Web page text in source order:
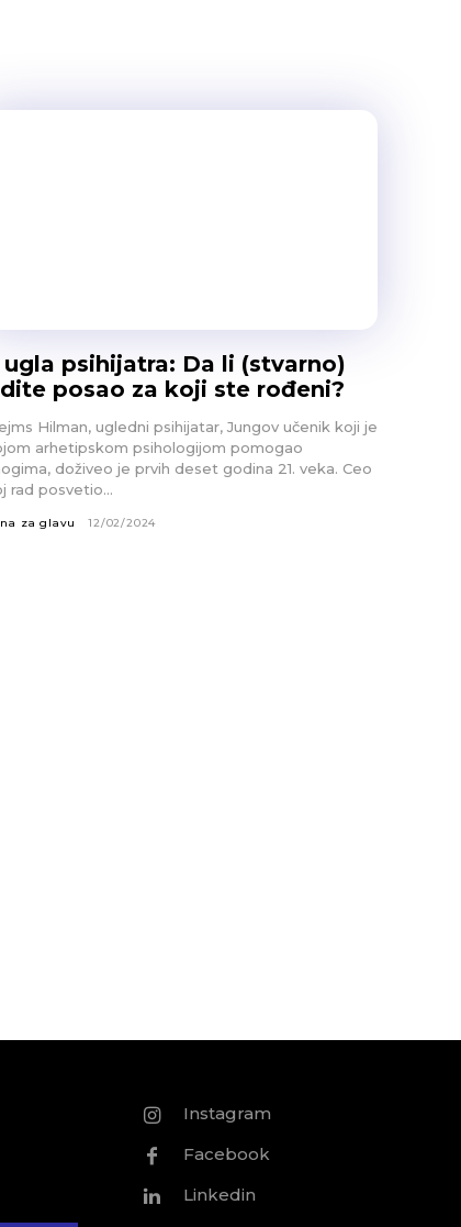
ugla psihijatra: Da li (stvarno)
posao za koji ste rođeni?
Hilman, ugledni psihijatar, Jungov učenik koji je
arhetipskom psihologijom pomogao
doživeo je prvih deset godina 21. veka. Ceo
rad posvetio...
za glavu 12/02/2024
Instagram
Facebook
Linkedin